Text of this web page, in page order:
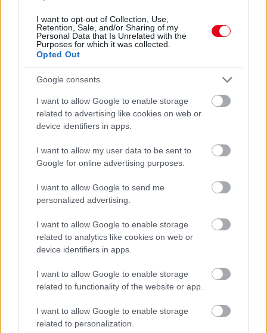
I want to opt-out of Collection, Use,
Retention, Sale, and/or Sharing of my
Personal Data that Is Unrelated with the
Purposes for which it was collected.
Opted Out
Google consents
I want to allow Google to enable storage
related to advertising like cookies on web or
device identifiers in apps.
I want to allow my user data to be sent to
Google for online advertising purposes.
I want to allow Google to send me
personalized advertising.
I want to allow Google to enable storage
related to analytics like cookies on web or
device identifiers in apps.
I want to allow Google to enable storage
related to functionality of the website or app.
I want to allow Google to enable storage
related to personalization.
Orvos figyelmeztet: ezt az apró reggeli tünetet ne
söpörd a szőnyeg alá
Ezért párásodik be állandóan az ablak – egyszerűbb a
megoldás, mint gondolnád